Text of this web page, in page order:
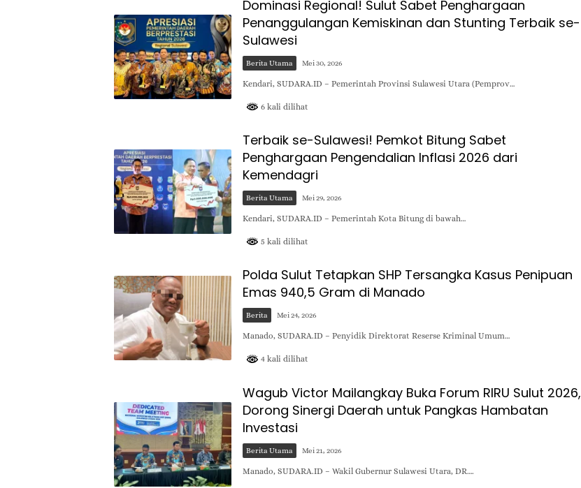
Dominasi Regional! Sulut Sabet Penghargaan
Penanggulangan Kemiskinan dan Stunting Terbaik se-
Sulawesi
Berita Utama Mei 30, 2026
Kendari, SUDARA.ID – Pemerintah Provinsi Sulawesi Utara (Pemprov…
6 kali dilihat
Terbaik se-Sulawesi! Pemkot Bitung Sabet
Penghargaan Pengendalian Inflasi 2026 dari
Kemendagri
Berita Utama Mei 29, 2026
Kendari, SUDARA.ID – Pemerintah Kota Bitung di bawah…
5 kali dilihat
Polda Sulut Tetapkan SHP Tersangka Kasus Penipuan
Emas 940,5 Gram di Manado
Berita Mei 24, 2026
Manado, SUDARA.ID – Penyidik Direktorat Reserse Kriminal Umum…
4 kali dilihat
Wagub Victor Mailangkay Buka Forum RIRU Sulut 2026,
Dorong Sinergi Daerah untuk Pangkas Hambatan
Investasi
Berita Utama Mei 21, 2026
Manado, SUDARA.ID – Wakil Gubernur Sulawesi Utara, DR….